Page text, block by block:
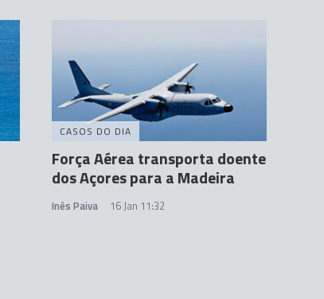
CASOS DO DIA
Força Aérea transporta doente
dos Açores para a Madeira
Inês Paiva 16 Jan 11:32